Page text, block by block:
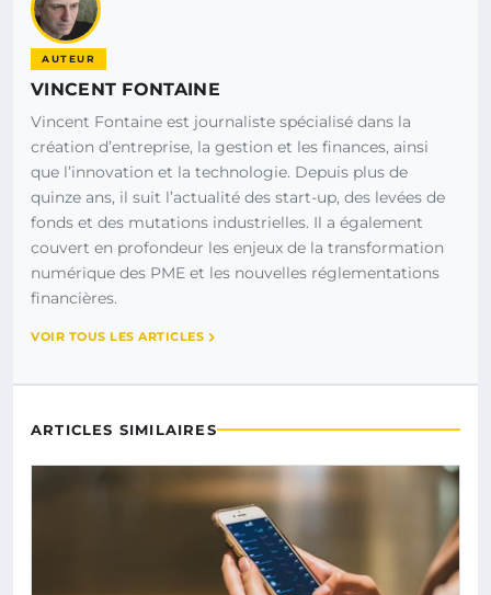
AUTEUR
VINCENT FONTAINE
Vincent Fontaine est journaliste spécialisé dans la
création d’entreprise, la gestion et les finances, ainsi
que l’innovation et la technologie. Depuis plus de
quinze ans, il suit l’actualité des start-up, des levées de
fonds et des mutations industrielles. Il a également
couvert en profondeur les enjeux de la transformation
numérique des PME et les nouvelles réglementations
financières.
VOIR TOUS LES ARTICLES
ARTICLES SIMILAIRES